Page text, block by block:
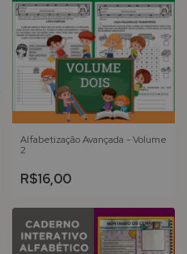
Alfabetização Avançada - Volume
2
R$16,00